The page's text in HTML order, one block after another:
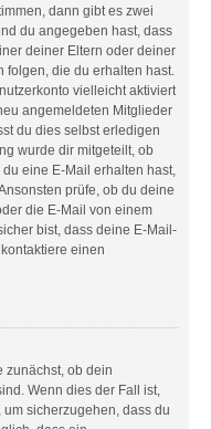
dann gibt es zwei
du angegeben hast, dass
deiner Eltern oder deiner
die du erhalten hast.
vielleicht aktiviert
angemeldeten Mitglieder
du dies selbst erledigen
wurde dir mitgeteilt, ob
eine E-Mail erhalten hast,
prüfe, ob du deine
die E-Mail von einem
bist, dass deine E-Mail-
einen
zunächst, ob dein
Wenn dies der Fall ist,
sicherzugehen, dass du